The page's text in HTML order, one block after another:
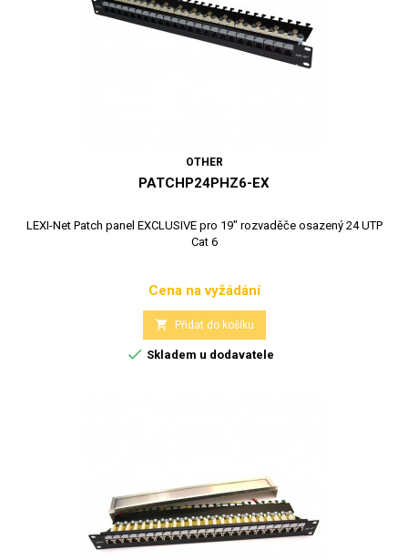
OTHER
PATCHP24PHZ6-EX
LEXI-Net Patch panel EXCLUSIVE pro 19" rozvaděče osazený 24 UTP
Cat 6
Cena
Cena na vyžádání
 Přidat do košíku
 Skladem u dodavatele